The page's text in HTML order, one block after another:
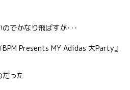
でかなり飛ばすが･･･
Presents MY Adidas 大Party』
だった